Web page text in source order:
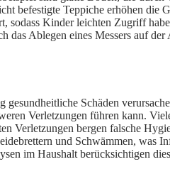
befestigte Teppiche erhöhen die
sodass Kinder leichten Zugriff
Ablegen eines Messers auf
Schäden
Verletzungen führen kann.
Verletzungen bergen falsche
und Schwämmen, was
im Haushalt berücksichtigen